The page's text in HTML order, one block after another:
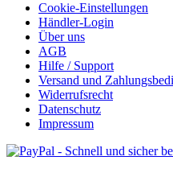
Cookie-Einstellungen
Händler-Login
Über uns
AGB
Hilfe / Support
Versand und
Widerrufsrecht
Datenschutz
Impressum